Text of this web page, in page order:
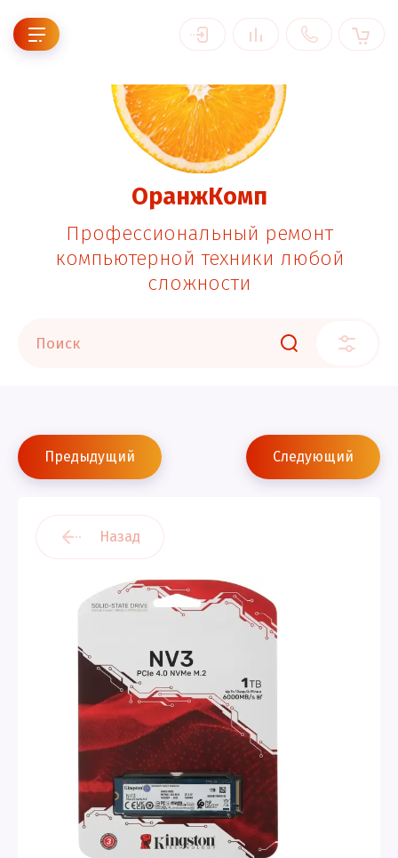
ОранжКомп
Профессиональный ремонт
компьютерной техники любой
сложности
Предыдущий Следующий
Назад